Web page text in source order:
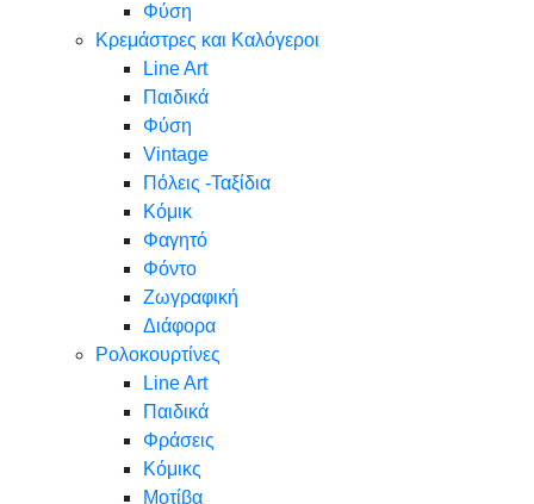
Φύση
Κρεμάστρες και Καλόγεροι
Line Art
Παιδικά
Φύση
Vintage
Πόλεις -Ταξίδια
Κόμικ
Φαγητό
Φόντο
Ζωγραφική
Διάφορα
Ρολοκουρτίνες
Line Art
Παιδικά
Φράσεις
Κόμικς
Μοτίβα